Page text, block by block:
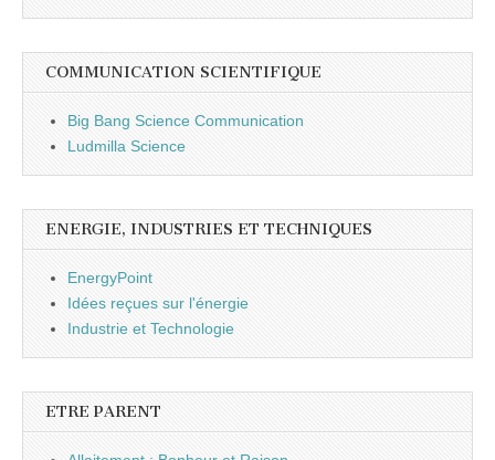
COMMUNICATION SCIENTIFIQUE
Big Bang Science Communication
Ludmilla Science
ENERGIE, INDUSTRIES ET TECHNIQUES
EnergyPoint
Idées reçues sur l'énergie
Industrie et Technologie
ETRE PARENT